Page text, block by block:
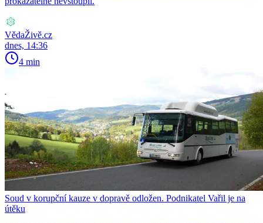
VědaŽivě.cz
dnes, 14:36
4 min
Soud v korupční kauze v dopravě odložen. Podnikatel Vařil je na
útěku